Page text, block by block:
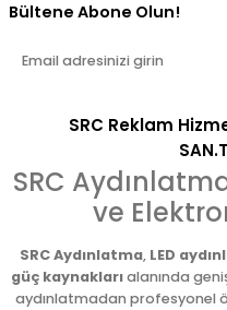
Bültene Abone Olun!
SRC Reklam
SRC
ve
SRC Aydınlatma, LED
güç kaynaklarıalanında
aydınlatmadan profesyonel